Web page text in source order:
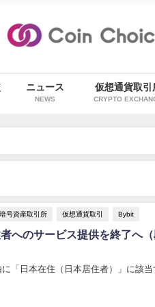
ニュース
NEWS
仮想通貨取引
CRYPTO
暗号資産取引所 仮想通貨取引 Bybit
へのサービス提供を終了へ
「日本在住（日本居住者）」に該